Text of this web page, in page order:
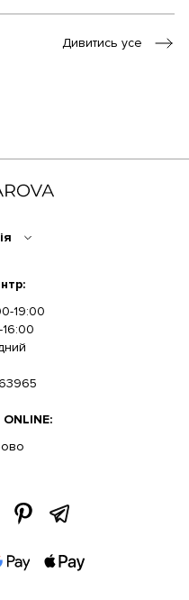
Дивитись усе
19:00